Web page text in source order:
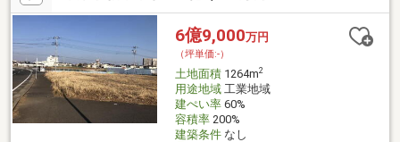
6億9,000万円
（坪単価:-）
土地面積1264m2
用途地域工業地域
建ぺい率60%
容積率200%
建築条件なし